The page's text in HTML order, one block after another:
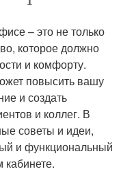
– это не только
которое должно
и комфорту.
повысить вашу
и создать
и коллег. В
советы и идеи,
и функциональный